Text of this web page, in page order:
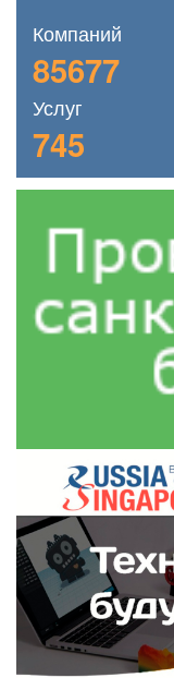
Компаний
85677
Услуг
745